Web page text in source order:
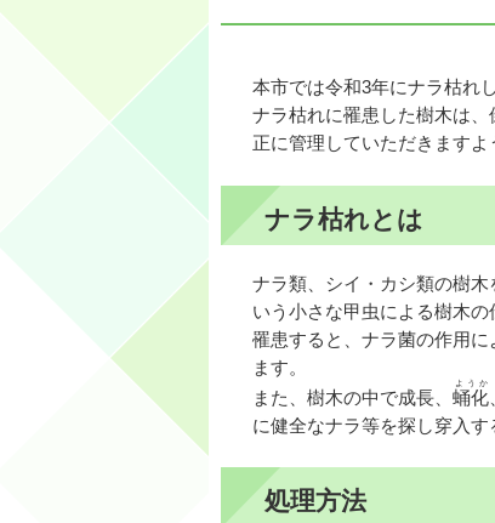
本市では令和3年にナラ枯れ
ナラ枯れに罹患した樹木は
正に管理していただきますよ
ナラ枯れとは
ナラ類、シイ・カシ類の樹
いう小さな甲虫による樹木の
罹患すると、ナラ菌の作用
ます。
また、樹木の中で成長、 蛹化
ようか
に健全なナラ等を探し穿入す
処理方法